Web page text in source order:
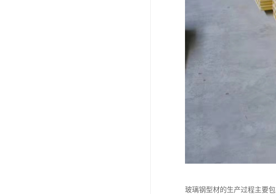
玻璃钢型材的生产过程主要